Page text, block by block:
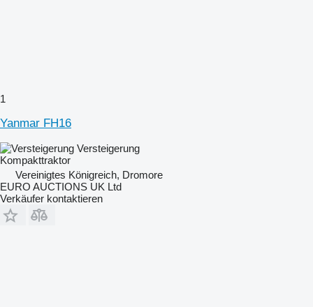
1
Yanmar FH16
Versteigerung
Kompakttraktor
Vereinigtes Königreich, Dromore
EURO AUCTIONS UK Ltd
Verkäufer kontaktieren